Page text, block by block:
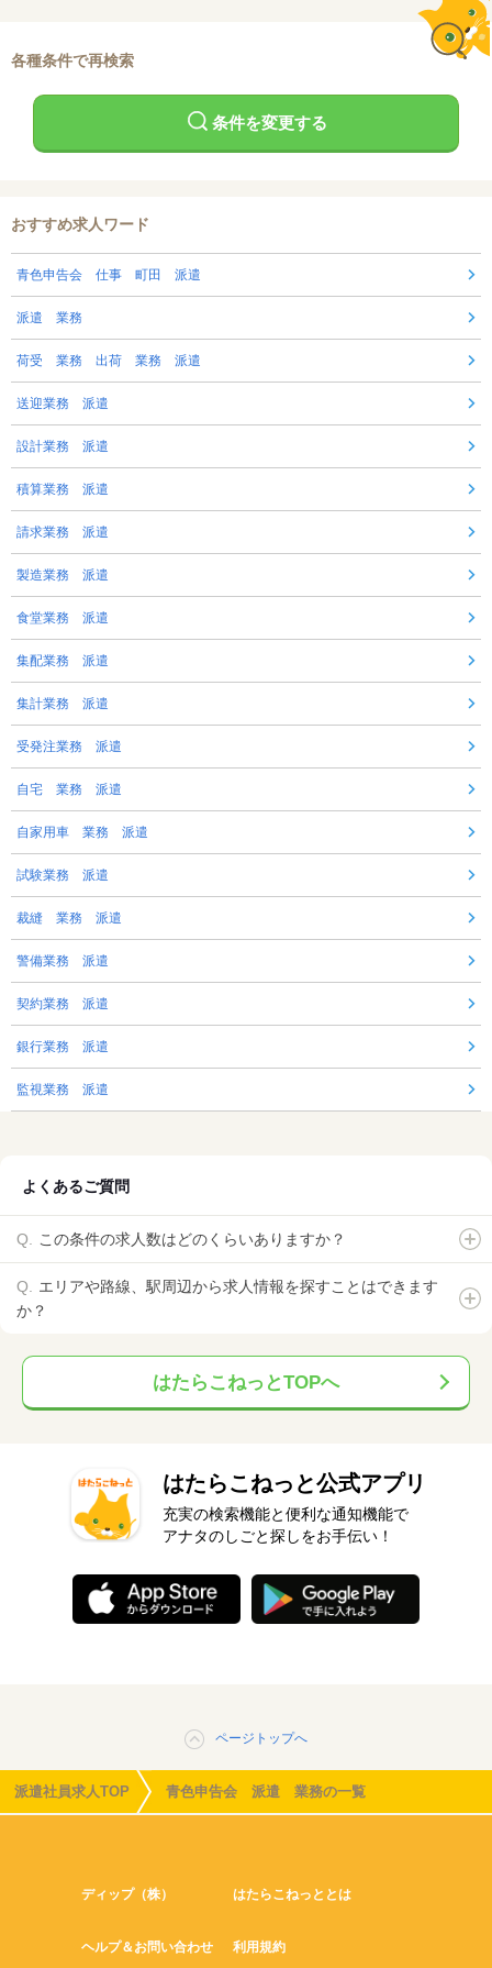
各種条件で再検索
条件を変更する
おすすめ求人ワード
青色申告会 仕事 町田 派遣
派遣 業務
荷受 業務 出荷 業務 派遣
送迎業務 派遣
設計業務 派遣
積算業務 派遣
請求業務 派遣
製造業務 派遣
食堂業務 派遣
集配業務 派遣
集計業務 派遣
受発注業務 派遣
自宅 業務 派遣
自家用車 業務 派遣
試験業務 派遣
裁縫 業務 派遣
警備業務 派遣
契約業務 派遣
銀行業務 派遣
監視業務 派遣
よくあるご質問
この条件の求人数はどのくらいありますか？
エリアや路線、駅周辺から求人情報を探すことはできます
か？
はたらこねっとTOPへ
はたらこねっと公式アプリ
充実の検索機能と便利な通知機能で
アナタのしごと探しをお手伝い！
ページトップへ
派遣社員求人TOP 青色申告会 派遣 業務の一覧
ディップ（株） はたらこねっととは
ヘルプ＆お問い合わせ 利用規約